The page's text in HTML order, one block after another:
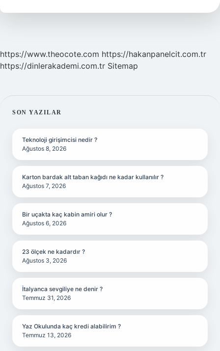
https://www.theocote.com https://hakanpanelcit.com.tr
https://dinlerakademi.com.tr Sitemap
SIDEBAR
SON YAZILAR
Teknoloji girişimcisi nedir ?
Ağustos 8, 2026
Karton bardak alt taban kağıdı ne kadar kullanılır ?
Ağustos 7, 2026
Bir uçakta kaç kabin amiri olur ?
Ağustos 6, 2026
23 ölçek ne kadardır ?
Ağustos 3, 2026
İtalyanca sevgiliye ne denir ?
Temmuz 31, 2026
Yaz Okulunda kaç kredi alabilirim ?
Temmuz 13, 2026